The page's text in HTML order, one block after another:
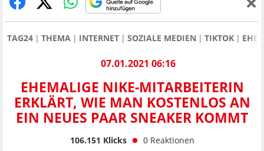
TAG24 THEMA INTERNET SOZIALE MEDIEN TIKTOK
07.01.2021 06:16
EHEMALIGE NIKE-MITARBEITERIN
ERKLÄRT, WIE MAN KOSTENLOS AN
EIN NEUES PAAR SNEAKER KOMMT
106.151 Klicks 0 Reaktionen